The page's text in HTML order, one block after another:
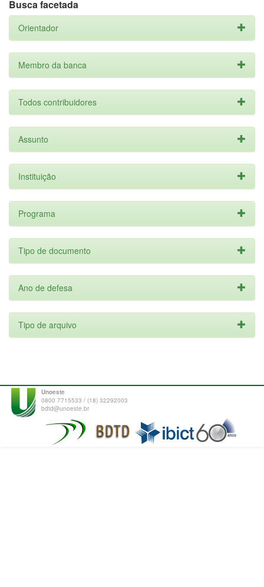
Busca facetada
Orientador
Membro da banca
Todos contribuidores
Assunto
Instituição
Programa
Tipo de documento
Ano de defesa
Tipo de arquivo
Unoeste
0800 7715533 / (18) 32292003
bdtd@unoeste.br